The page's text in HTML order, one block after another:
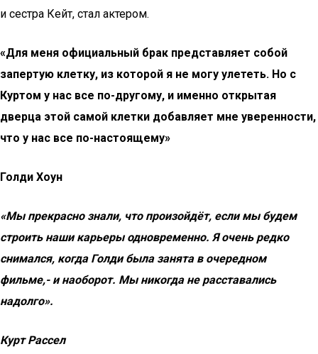
и сестра Кейт, стал актером.
​​​​​«Для меня официальный брак представляет собой
запертую клетку, из которой я не могу улететь. Но с
Куртом у нас все по-другому, и именно открытая
дверца этой самой клетки добавляет мне уверенности,
что у нас все по-настоящему»
Голди Хоун
«Мы прекрасно знали, что произойдёт, если мы будем
строить наши карьеры одновременно. Я очень редко
снимался, когда Голди была занята в очередном
фильме,- и наоборот. Мы никогда не расставались
надолго».
Курт Рассел